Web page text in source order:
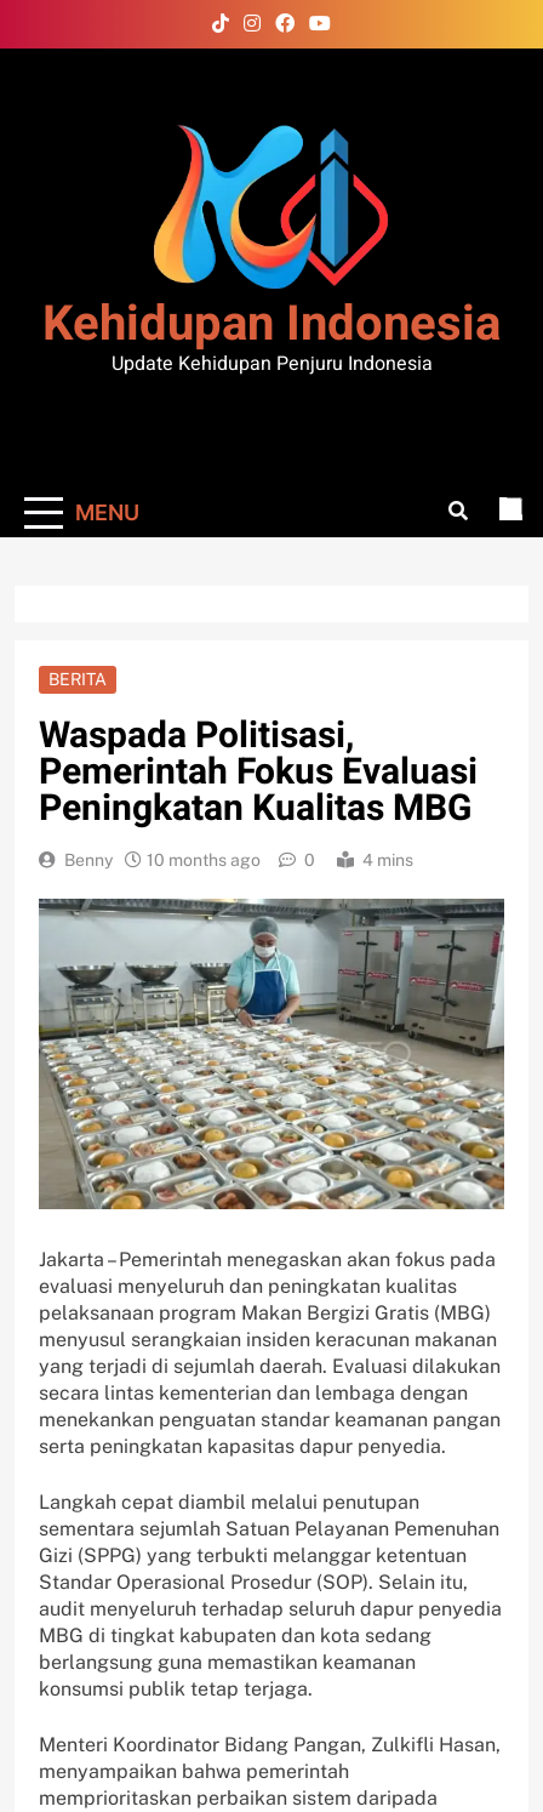
to
Kehidupan Indonesia
Update Kehidupan Penjuru Indonesia
MENU
BERITA
Waspada Politisasi,
Pemerintah Fokus Evaluasi
Peningkatan Kualitas MBG
Benny 10 months ago 0 4 mins
Jakarta – Pemerintah menegaskan akan fokus pada
evaluasi menyeluruh dan peningkatan kualitas
pelaksanaan program Makan Bergizi Gratis (MBG)
menyusul serangkaian insiden keracunan makanan
yang terjadi di sejumlah daerah. Evaluasi dilakukan
secara lintas kementerian dan lembaga dengan
menekankan penguatan standar keamanan pangan
serta peningkatan kapasitas dapur penyedia.
Langkah cepat diambil melalui penutupan
sementara sejumlah Satuan Pelayanan Pemenuhan
Gizi (SPPG) yang terbukti melanggar ketentuan
Standar Operasional Prosedur (SOP). Selain itu,
audit menyeluruh terhadap seluruh dapur penyedia
MBG di tingkat kabupaten dan kota sedang
berlangsung guna memastikan keamanan
konsumsi publik tetap terjaga.
Menteri Koordinator Bidang Pangan, Zulkifli Hasan,
menyampaikan bahwa pemerintah
memprioritaskan perbaikan sistem daripada